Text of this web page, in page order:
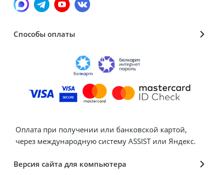
Способы оплаты
Оплата при получении или банковской картой,
через международную систему ASSIST или Яндекс.
Версия сайта для компьютера